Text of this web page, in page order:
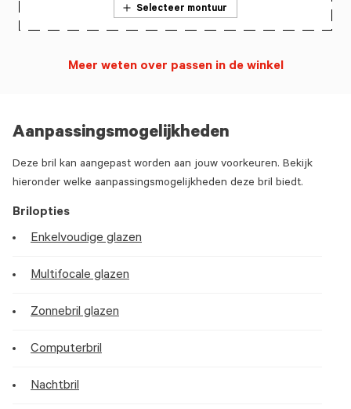
Aanpassingsmogelijkheden
Deze bril kan aangepast worden aan jouw voorkeuren. Bekijk
hieronder welke aanpassingsmogelijkheden deze bril biedt.
Brilopties
Enkelvoudige glazen
Multifocale glazen
Zonnebril glazen
Computerbril
Nachtbril
Selecteer montuur
Meer weten over passen in de winkel